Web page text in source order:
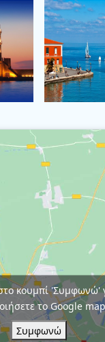
κουμπί 'Συμφωνώ'
το Google
Συμφωνώ